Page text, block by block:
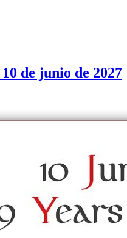
de junio de 2027